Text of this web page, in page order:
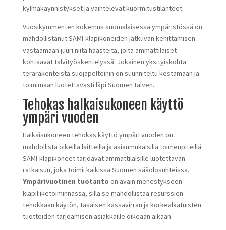
kylmäkäynnistykset ja vaihtelevat kuormitustilanteet.
Vuosikymmenten kokemus suomalaisessa ympäristössä on
mahdollistanut SAMI-klapikoneiden jatkuvan kehittämisen
vastaamaan juuri niitä haasteita, joita ammattilaiset
kohtaavat talvityöskentelyssä. Jokainen yksityiskohta
terärakenteista suojapelteihin on suunniteltu kestämään ja
toimimaan luotettavasti läpi Suomen talven.
Tehokas halkaisukoneen käyttö
ympäri vuoden
Halkaisukoneen tehokas käyttö ympäri vuoden on
mahdollista oikeilla laitteilla ja asianmukaisilla toimenpiteillä.
SAMI-klapikoneet tarjoavat ammattilaisille luotettavan
ratkaisun, joka toimii kaikissa Suomen sääolosuhteissa.
Ympärivuotinen tuotanto on avain menestykseen
klapiliiketoiminnassa, sillä se mahdollistaa resurssien
tehokkaan käytön, tasaisen kassavirran ja korkealaatuisten
tuotteiden tarjoamisen asiakkaille oikeaan aikaan.